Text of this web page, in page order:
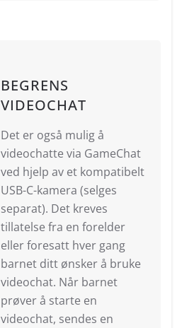
BEGRENS
VIDEOCHAT
Det er også mulig å
videochatte via GameChat
ved hjelp av et kompatibelt
USB-C-kamera (selges
separat). Det kreves
tillatelse fra en forelder
eller foresatt hver gang
barnet ditt ønsker å bruke
videochat. Når barnet
prøver å starte en
videochat, sendes en